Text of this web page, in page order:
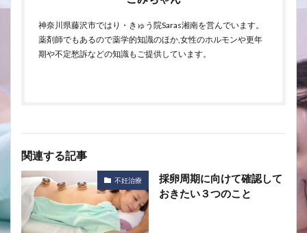
神奈川県藤沢市ではり・きゅう院Saras湘南を営んでいます。
薬剤師でもあるので薬学的知識のほか,女性のホルモンや更年
期や不定愁訴などの知識もご提供しています。
関連する記事
不妊治療
採卵周期に向けて確認して
おきたい３つのこと